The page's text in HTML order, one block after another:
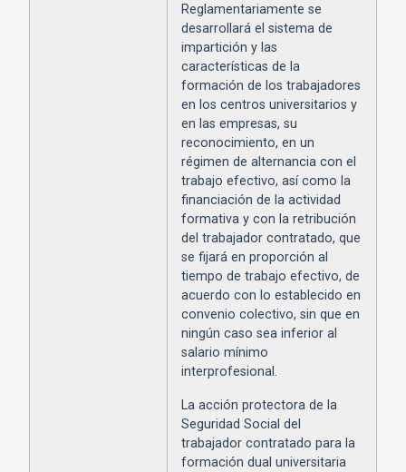
Reglamentariamente se
desarrollará el sistema de
impartición y las
características de la
formación de los trabajadores
en los centros universitarios y
en las empresas, su
reconocimiento, en un
régimen de alternancia con el
trabajo efectivo, así como la
financiación de la actividad
formativa y con la retribución
del trabajador contratado, que
se fijará en proporción al
tiempo de trabajo efectivo, de
acuerdo con lo establecido en
convenio colectivo, sin que en
ningún caso sea inferior al
salario mínimo
interprofesional.
La acción protectora de la
Seguridad Social del
trabajador contratado para la
formación dual universitaria